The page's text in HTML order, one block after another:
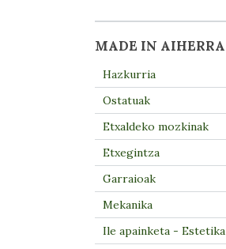
MADE IN AIHERRA
Hazkurria
Ostatuak
Etxaldeko mozkinak
Etxegintza
Garraioak
Mekanika
Ile apainketa - Estetika